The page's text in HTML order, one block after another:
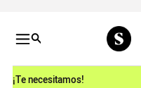
¡Te necesitamos!